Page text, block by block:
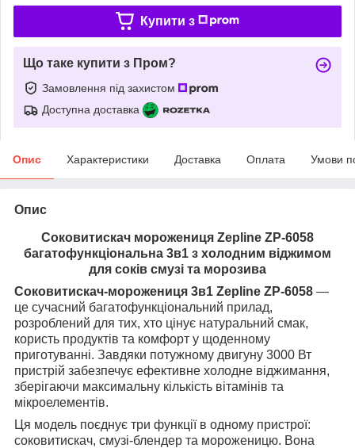
Купити з
Що таке купити з Пром?
Замовлення під захистом
Доступна доставка
Опис Характеристики Доставка Оплата Умови
Опис
Соковитискач морожениця Zepline ZP-6058
багатофункціональна 3в1 з холодним віджимом
для соків смузі та морозива
Соковитискач-морожениця 3в1 Zepline ZP-6058 —
це сучасний багатофункціональний прилад,
розроблений для тих, хто цінує натуральний смак,
користь продуктів та комфорт у щоденному
приготуванні. Завдяки потужному двигуну 3000 Вт
пристрій забезпечує ефективне холодне віджимання,
зберігаючи максимальну кількість вітамінів та
мікроелементів.
Ця модель поєднує три функції в одному пристрої:
соковитискач, смузі-блендер та мороженицю. Вона